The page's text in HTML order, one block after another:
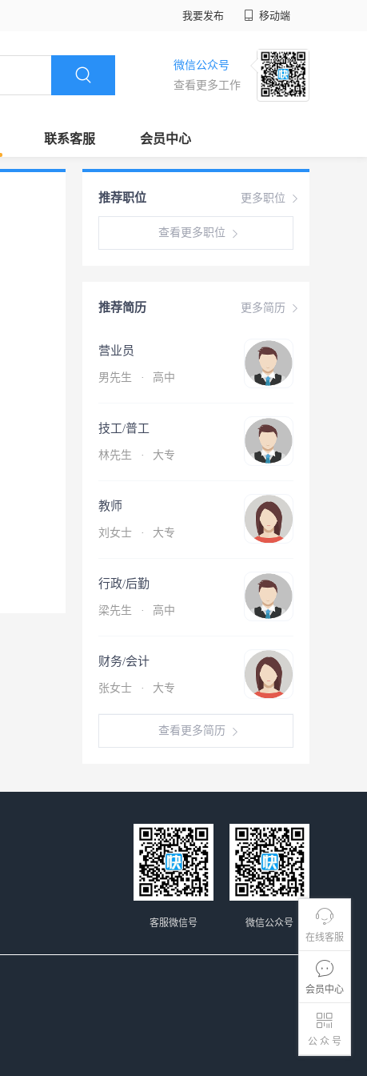
我要发布 移动端
微信公众号
查看更多工作
联系客服 会员中心
在线客服
会员中心
公 众 号
更多职位
推荐职位
查看更多职位
更多简历
推荐简历
营业员
男先生 · 高中
技工/普工
林先生 · 大专
教师
刘女士 · 大专
行政/后勤
梁先生 · 高中
财务/会计
张女士 · 大专
查看更多简历
微信公众号
客服微信号